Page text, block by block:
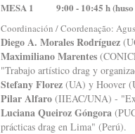
MESA 1 9:00 - 10:45 h (huso
Coordinación / Coordenação:
Diego A. Morales Rodríguez
Maximiliano Marentes
"Trabajo artístico drag y
Stefany Florez (UA) y Hoover
Pilar Alfaro (IIEAC/UNA) -
Luciana Queiroz Góngora
prácticas drag en Lima" (Perú).